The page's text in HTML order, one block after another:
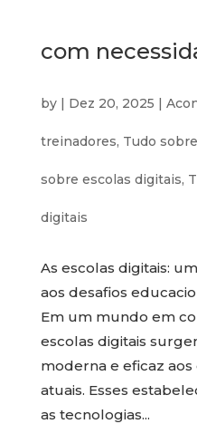
com
by | Dez 20, 2025 |
treinadores, Tudo
sobre escolas digitais,
digitais
As escolas digitais:
aos desafios
Em um mundo em
escolas digitais
moderna e eficaz
atuais. Esses
as tecnologias...